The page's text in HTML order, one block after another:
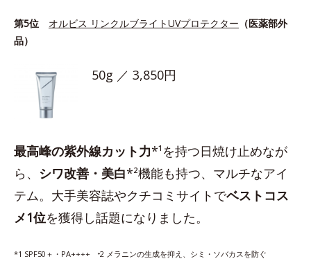
第5位 オルビス リンクルブライトUVプロテクター （医薬部外
品）
50g ／ 3,850円
最高峰の紫外線カット力*¹を持つ日焼け止めなが
ら、 シワ改善・美白*²機能も持つ、マルチなアイ
テム。大手美容誌やクチコミサイトでベストコス
メ1位を獲得し話題になりました。
*1 SPF50＋・PA++++ ⁺2 メラニンの生成を抑え、シミ・ソバカスを防ぐ